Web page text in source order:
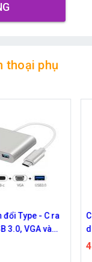
thoại phụ
HDMI dây dù